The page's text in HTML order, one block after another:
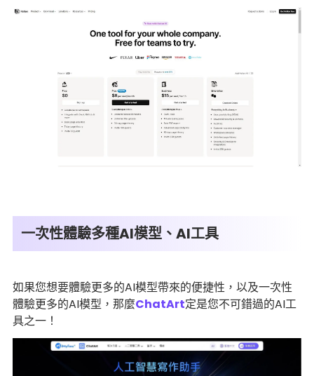
一次性體驗多種AI模型、AI工具
如果您想要體驗更多的AI模型帶來的便捷性，以及一次性
體驗更多的AI模型，那麼ChatArt定是您不可錯過的AI工
具之一！